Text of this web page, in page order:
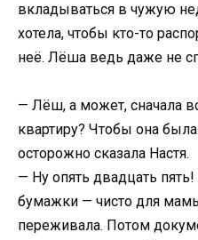
вкладываться в чужую
хотела, чтобы кто-то
неё. Лёша ведь даже не
— Лёш, а может, сначала
квартиру? Чтобы она
осторожно сказала Настя.
— Ну опять двадцать
бумажки — чисто для
переживала. Потом